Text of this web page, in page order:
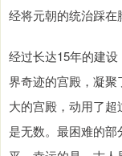
经将元朝的统治踩在
经过长达15年的建
界奇迹的宫殿，凝
大的宫殿，动用了
是无数。最困难的